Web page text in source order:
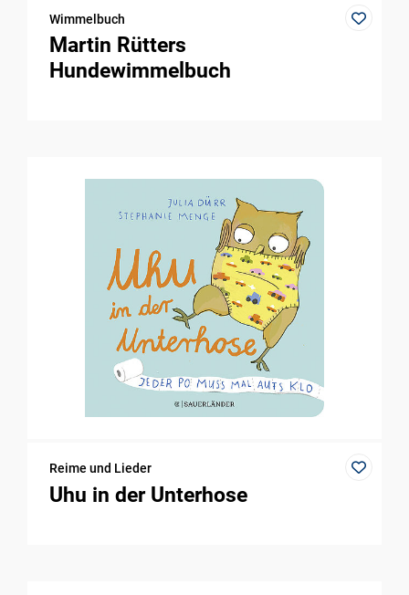
Wimmelbuch
Martin Rütters
Hundewimmelbuch
Reime und Lieder
Uhu in der Unterhose